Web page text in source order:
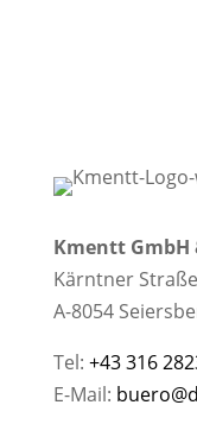
Kmentt GmbH
Kärntner
A-8054
Tel: +43 316
E-Mail: